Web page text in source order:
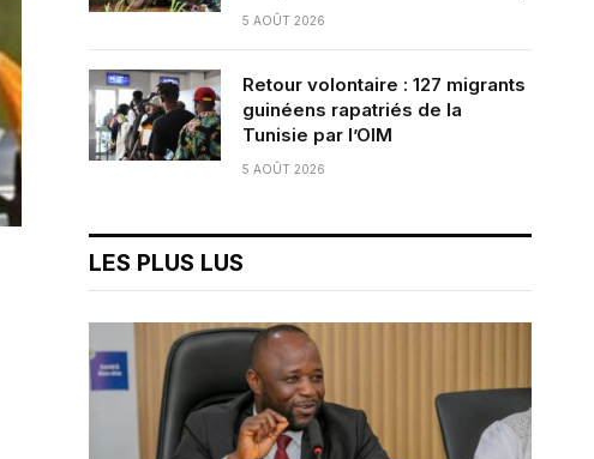
5 AOÛT 2026
Retour volontaire : 127 migrants
guinéens rapatriés de la
Tunisie par l’OIM
5 AOÛT 2026
LES PLUS LUS